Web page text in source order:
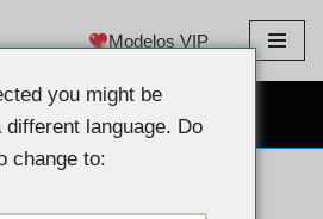
Modelos VIP
you might be
different language. Do
change to: